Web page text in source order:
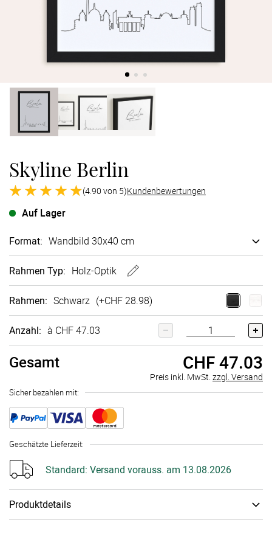
Skyline Berlin
(4.90 von 5)Kundenbewertungen
Auf Lager
Format: Wandbild 30x40 cm
Rahmen Typ: Holz-Optik
Rahmen: Schwarz (+CHF 28.98)
Anzahl: à CHF 47.03
Gesamt CHF 47.03
Preis inkl. MwSt. zzgl. Versand
Sicher bezahlen mit:
Geschätzte Lieferzeit:
Standard: Versand vorauss. am 13.08.2026
Produktdetails